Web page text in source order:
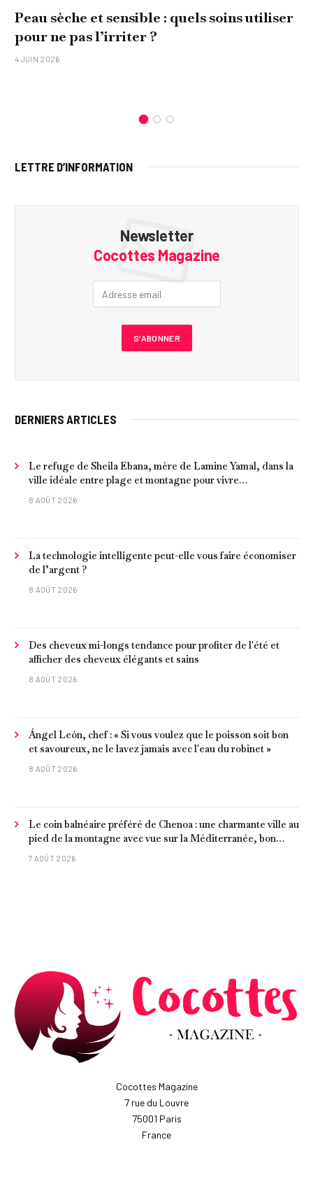
Peau sèche et sensible : quels soins utiliser
pour ne pas l’irriter ?
4 JUIN 2026
LETTRE D’INFORMATION
Newsletter
Cocottes Magazine
DERNIERS ARTICLES
Le refuge de Sheila Ebana, mère de Lamine Yamal, dans la
ville idéale entre plage et montagne pour vivre
tranquillement près de Barcelone
8 AOÛT 2026
La technologie intelligente peut-elle vous faire économiser
de l’argent ?
8 AOÛT 2026
Des cheveux mi-longs tendance pour profiter de l'été et
afficher des cheveux élégants et sains
8 AOÛT 2026
Ángel León, chef : « Si vous voulez que le poisson soit bon
et savoureux, ne le lavez jamais avec l'eau du robinet »
8 AOÛT 2026
Le coin balnéaire préféré de Chenoa : une charmante ville au
pied de la montagne avec vue sur la Méditerranée, bon
poisson et criques isolées
7 AOÛT 2026
Cocottes Magazine
7 rue du Louvre
75001 Paris
France